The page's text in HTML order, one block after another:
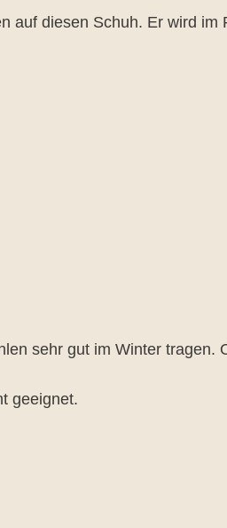
auf diesen Schuh. Er wird
sehr gut im Winter tragen.
geeignet.